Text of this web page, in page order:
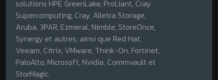
solutions HPE GreenLake, ProLiant, Cray
Supercomputing, Cray, Alletra Storage,
Aruba, 3PAR, Ezmeral, Nimble, StoreOnce,
Synergy et autres; ainsi que Red Hat,
Veeam, Citrix, VMware, Think-On, Fortinet,
PaloAlto, Microsoft, Nvidia, Commvault et
StorMagic.